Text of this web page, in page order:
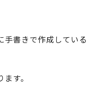
手書きで作成している
す。